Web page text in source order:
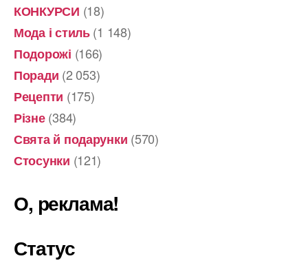
КОНКУРСИ (18)
Мода і стиль(1 148)
Подорожі (166)
Поради (2 053)
Рецепти (175)
Різне(384)
Свята й подарунки (570)
Стосунки (121)
О, реклама!
Статус